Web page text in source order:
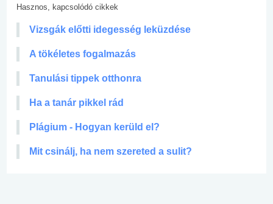
Hasznos, kapcsolódó cikkek
Vizsgák előtti idegesség leküzdése
A tökéletes fogalmazás
Tanulási tippek otthonra
Ha a tanár pikkel rád
Plágium - Hogyan kerüld el?
Mit csinálj, ha nem szereted a sulit?